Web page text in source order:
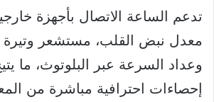
تدعم الساعة الاتصال بأجهزة
معدل نبض القلب، مستشعر وتيرة
وعداد السرعة عبر البلوتوث، ما
إحصاءات احترافية مباشرة من